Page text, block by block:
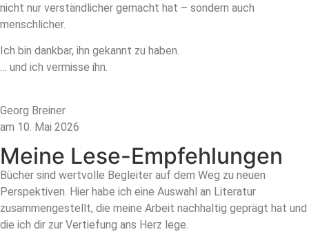
nicht nur verständlicher gemacht hat – sondern auch
menschlicher.
Ich bin dankbar, ihn gekannt zu haben.
… und ich vermisse ihn.
Georg Breiner
am 10. Mai 2026
Meine Lese-Empfehlungen
Bücher sind wertvolle Begleiter auf dem Weg zu neuen
Perspektiven. Hier habe ich eine Auswahl an Literatur
zusammengestellt, die meine Arbeit nachhaltig geprägt hat und
die ich dir zur Vertiefung ans Herz lege.